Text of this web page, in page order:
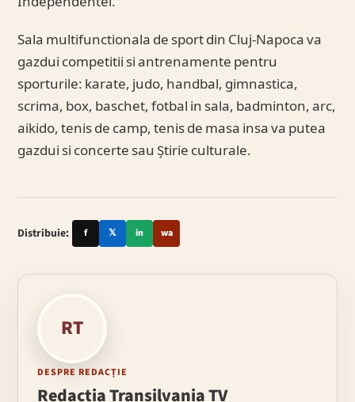
Sala multifunctionala de sport din Cluj-Napoca va
gazdui competitii si antrenamente pentru
sporturile: karate, judo, handbal, gimnastica,
scrima, box, baschet, fotbal in sala, badminton, arc,
aikido, tenis de camp, tenis de masa insa va putea
gazdui si concerte sau Știrie culturale.
Distribuie: f 𝕏 in wa
RT
DESPRE REDACȚIE
Redacția Transilvania TV